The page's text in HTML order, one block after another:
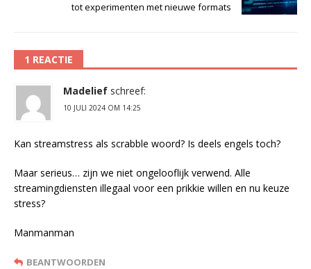
tot experimenten met nieuwe formats
1 REACTIE
Madelief schreef:
10 JULI 2024 OM 14:25
Kan streamstress als scrabble woord? Is deels engels toch?
Maar serieus… zijn we niet ongelooflijk verwend. Alle
streamingdiensten illegaal voor een prikkie willen en nu keuze
stress?
Manmanman
BEANTWOORDEN